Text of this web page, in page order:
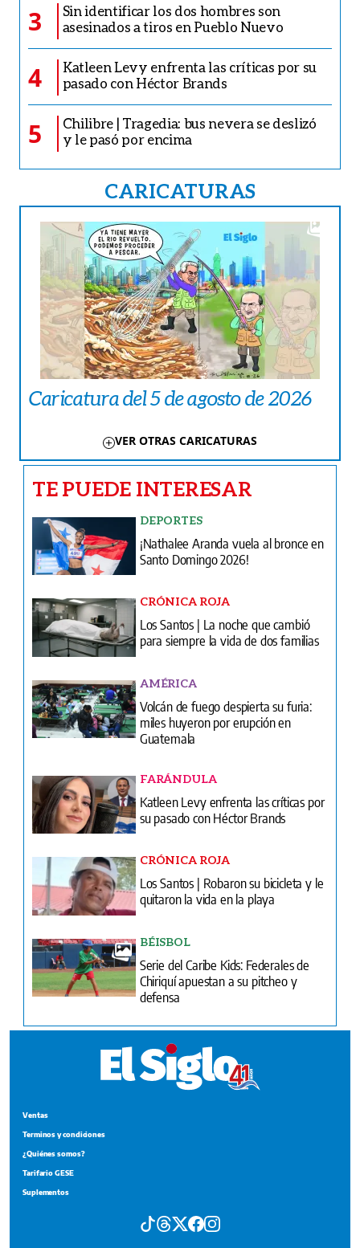
3
Sin identificar los dos hombres son
asesinados a tiros en Pueblo Nuevo
4
Katleen Levy enfrenta las críticas por su
pasado con Héctor Brands
5
Chilibre | Tragedia: bus nevera se deslizó
y le pasó por encima
CARICATURAS
Caricatura del 5 de agosto de 2026
VER OTRAS CARICATURAS
TE PUEDE INTERESAR
DEPORTES
¡Nathalee Aranda vuela al bronce en
Santo Domingo 2026!
CRÓNICA ROJA
Los Santos | La noche que cambió
para siempre la vida de dos familias
AMÉRICA
Volcán de fuego despierta su furia:
miles huyeron por erupción en
Guatemala
FARÁNDULA
Katleen Levy enfrenta las críticas por
su pasado con Héctor Brands
CRÓNICA ROJA
Los Santos | Robaron su bicicleta y le
quitaron la vida en la playa
BÉISBOL
Serie del Caribe Kids: Federales de
Chiriquí apuestan a su pitcheo y
defensa
Ventas
Terminos y condiciones
¿Quiénes somos?
Tarifario GESE
Suplementos